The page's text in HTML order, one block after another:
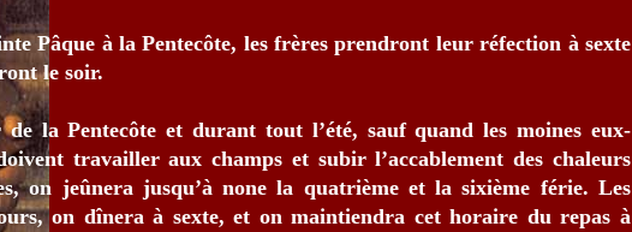
Pâque à la Pentecôte, les frères prendront leur réfection à sexte
le soir.
la Pentecôte et durant tout l’été, sauf quand les moines eux-
travailler aux champs et subir l’accablement des chaleurs
on jeûnera jusqu’à none la quatrième et la sixième férie. Les
on dînera à sexte, et on maintiendra cet horaire du repas à